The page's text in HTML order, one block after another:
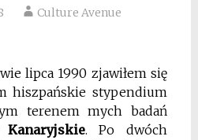
Culture Avenue
lipca 1990 zjawiłem się
hiszpańskie stypendium
terenem mych badań
Kanaryjskie. Po dwóch